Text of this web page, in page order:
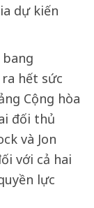
dự kiến
hết sức
Cộng hòa
đối thủ
và Jon
với cả hai
lực